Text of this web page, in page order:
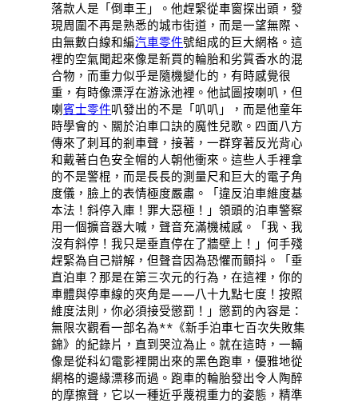
落款人是「倒車王」。他趕緊從車窗探出頭，發
現周圍不再是熟悉的城市街道，而是一望無際、
由無數白線和編汽車零件號組成的巨大網格。這
裡的空氣聞起來像是新買的輪胎和劣質香水的混
合物，而重力似乎是隨機變化的，有時感覺很
重，有時像漂浮在游泳池裡。他試圖按喇叭，但
喇賓士零件叭發出的不是「叭叭」，而是他童年
時學會的、關於泊車口訣的魔性兒歌。四面八方
傳來了刺耳的剎車聲，接著，一群穿著反光背心
和戴著白色安全帽的人朝他衝來。這些人手裡拿
的不是警棍，而是長長的測量尺和巨大的電子角
度儀，臉上的表情極度嚴肅。「違反泊車維度基
本法！斜停入庫！罪大惡極！」領頭的泊車警察
用一個擴音器大喊，聲音充滿機械感。「我、我
沒有斜停！我只是垂直停在了牆壁上！」何手殘
趕緊為自己辯解，但聲音因為恐懼而顫抖。「垂
直泊車？那是在第三次元的行為，在這裡，你的
車體與停車線的夾角是——八十九點七度！按照
維度法則，你必須接受懲罰！」懲罰的內容是：
無限次觀看一部名為**《新手泊車七百次失敗集
錦》的紀錄片，直到哭泣為止。就在這時，一輛
像是從科幻電影裡開出來的黑色跑車，優雅地從
網格的邊緣漂移而過。跑車的輪胎發出令人陶醉
的摩擦聲，它以一種近乎蔑視重力的姿態，精準